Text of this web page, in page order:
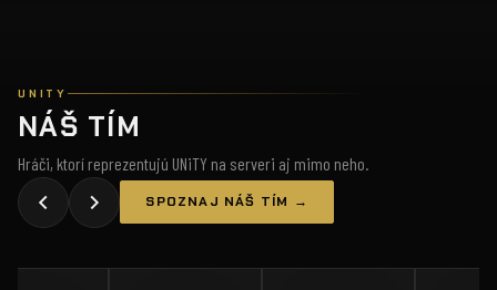
UNITY
NÁŠ TÍM
Hráči, ktorí reprezentujú UNiTY na serveri aj mimo neho.
SPOZNAJ NÁŠ TÍM →